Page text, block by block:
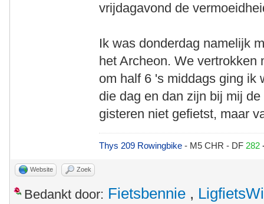
vrijdagavond de
Ik was donderdag namelijk
het Archeon. We vertrokken
om half 6 's middags ging ik
die dag en dan zijn bij mij
gisteren niet gefietst, maar
Thys 209 Rowingbike- M5 CHR - DF 282
Website Zoek
Bedankt door: Fietsbennie ,